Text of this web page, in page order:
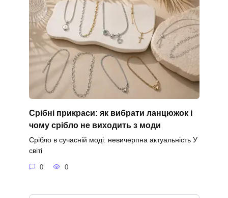
Срібні прикраси: як вибрати ланцюжок і
чому срібло не виходить з моди
Срібло в сучасній моді: невичерпна актуальність У
світі
0 0